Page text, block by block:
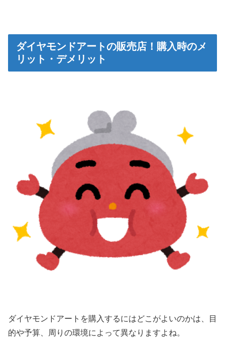
ダイヤモンドアートの販売店！購入時のメ
リット・デメリット
ダイヤモンドアートを購入するにはどこがよいのかは、目
的や予算、周りの環境によって異なりますよね。